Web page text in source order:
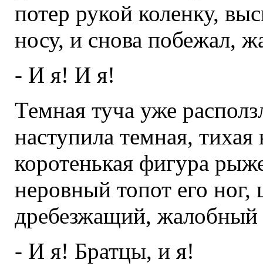
потер рукой коленку,
носу, и снова побежал,
- И я! И я!
Темная туча уже
наступила темная,
коротенькая фигура
неровный топот его
дребезжащий, жалобный
- И я! Братцы, и я!